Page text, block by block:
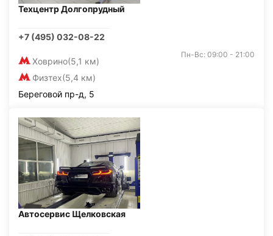
Техцентр Долгопрудный
+7 (495) 032-08-22
Ховрино(5,1 км)
Физтех(5,4 км)
Пн-Вс: 09:00 - 21:00
Береговой пр-д, 5
Автосервис Щелковская